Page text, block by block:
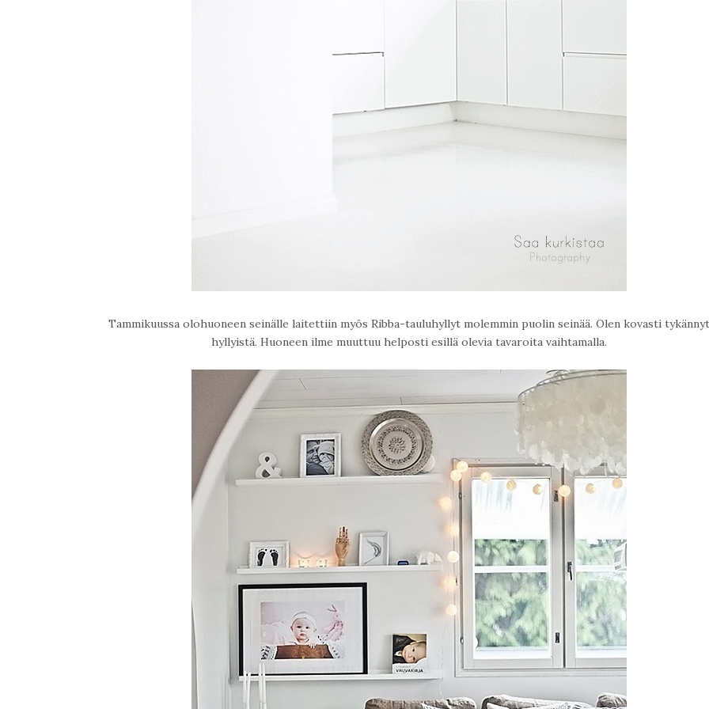
Tammikuussa olohuoneen seinälle laitettiin myös Ribba-tauluhyllyt molemmin puolin seinää. Olen kovasti tykännyt
hyllyistä. Huoneen ilme muuttuu helposti esillä olevia tavaroita vaihtamalla.